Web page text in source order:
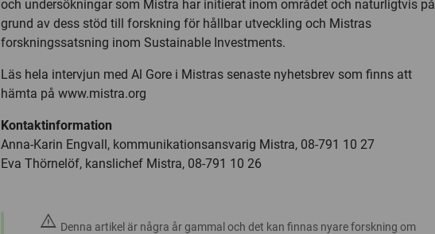
och undersökningar som Mistra har initierat inom området och naturligtvis på
grund av dess stöd till forskning för hållbar utveckling och Mistras
forskningssatsning inom Sustainable Investments.
Läs hela intervjun med Al Gore i Mistras senaste nyhetsbrev som finns att
hämta på www.mistra.org
Kontaktinformation
Anna-Karin Engvall, kommunikationsansvarig Mistra, 08-791 10 27
Eva Thörnelöf, kanslichef Mistra, 08-791 10 26
warning Denna artikel är några år gammal och det kan finnas nyare forskning om